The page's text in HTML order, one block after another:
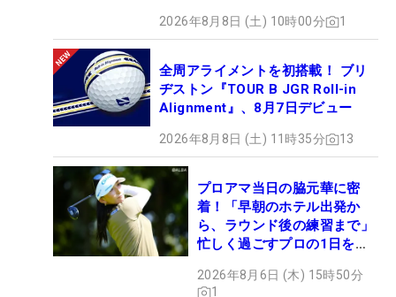
2026年8月8日 (土) 10時00分 1
全周アライメントを初搭載！ ブリ
ヂストン『TOUR B JGR Roll-in
Alignment』、8月7日デビュー
2026年8月8日 (土) 11時35分 13
プロアマ当日の脇元華に密
着！「早朝のホテル出発か
ら、ラウンド後の練習まで」
忙しく過ごすプロの1日を公
2026年8月6日 (木) 15時50分
1